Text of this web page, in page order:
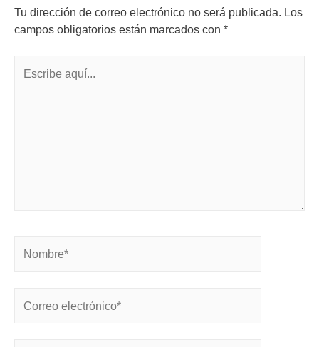
Tu dirección de correo electrónico no será publicada. Los
campos obligatorios están marcados con *